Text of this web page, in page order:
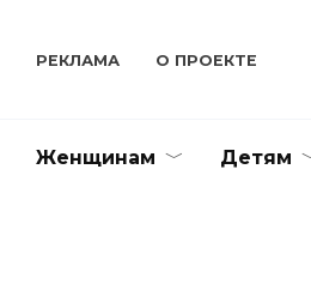
РЕКЛАМА О ПРОЕКТЕ
Женщинам Детям